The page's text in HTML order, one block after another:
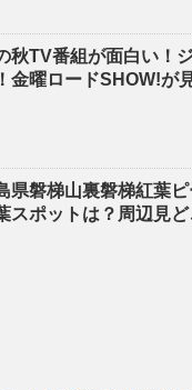
秋TV番組が面白い！
金曜ロードSHOW!が
県磐梯山裏磐梯紅葉ピ
スポットは？周辺見ど